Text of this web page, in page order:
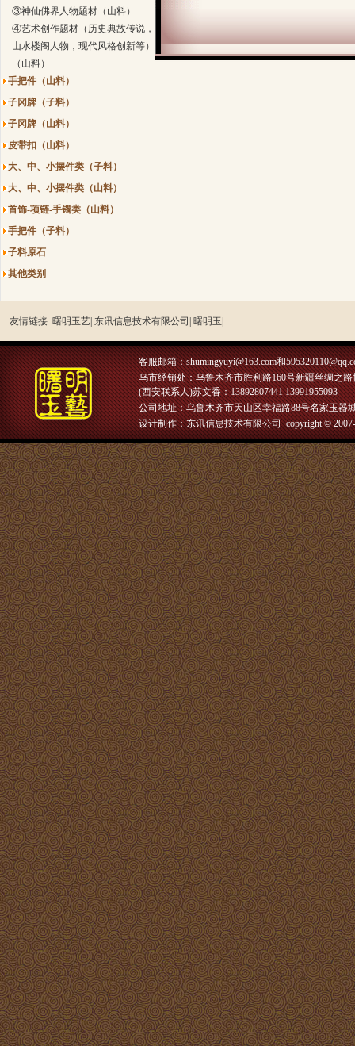
③神仙佛界人物题材（山料）
④艺术创作题材（历史典故传说，
山水楼阁人物，现代风格创新等）
（山料）
手把件（山料）
子冈牌（子料）
子冈牌（山料）
皮带扣（山料）
大、中、小摆件类（子料）
大、中、小摆件类（山料）
首饰-项链-手镯类（山料）
手把件（子料）
子料原石
其他类别
友情链接: 曙明玉艺| 东讯信息技术有限公司| 曙明玉|
客服邮箱：shumingyuyi@163.com和
乌市经销处：乌鲁木齐市胜利路160号新疆丝绸之
(西安联系人)苏文香：13892807441 13991955093
公司地址：乌鲁木齐市天山区幸福路88号名家玉
设计制作：东讯信息技术有限公司 copyright © 2007-